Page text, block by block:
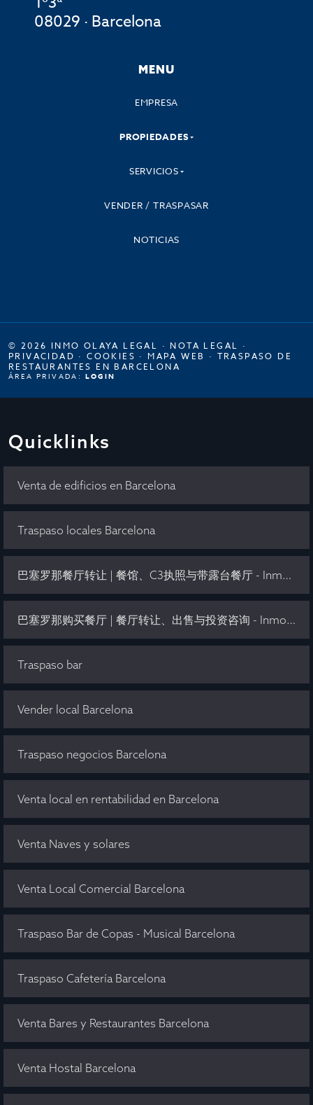
08029 · Barcelona
MENU
EMPRESA
PROPIEDADES
SERVICIOS
VENDER / TRASPASAR
NOTICIAS
© 2026 INMO OLAYA LEGAL · NOTA LEGAL ·
PRIVACIDAD ·COOKIES · MAPA WEB · TRASPASO DE
RESTAURANTES EN BARCELONA
ÁREA PRIVADA: LOGIN
Quicklinks
Venta de edificios en Barcelona
Traspaso locales Barcelona
巴塞罗那餐厅转让 | 餐馆、C3执照与带露台餐厅 - Inmo Olaya
巴塞罗那购买餐厅 | 餐厅转让、出售与投资咨询 - Inmo Olaya
Traspaso bar
Vender local Barcelona
Traspaso negocios Barcelona
Venta local en rentabilidad en Barcelona
Venta Naves y solares
Venta Local Comercial Barcelona
Traspaso Bar de Copas - Musical Barcelona
Traspaso Cafetería Barcelona
Venta Bares y Restaurantes Barcelona
Venta Hostal Barcelona